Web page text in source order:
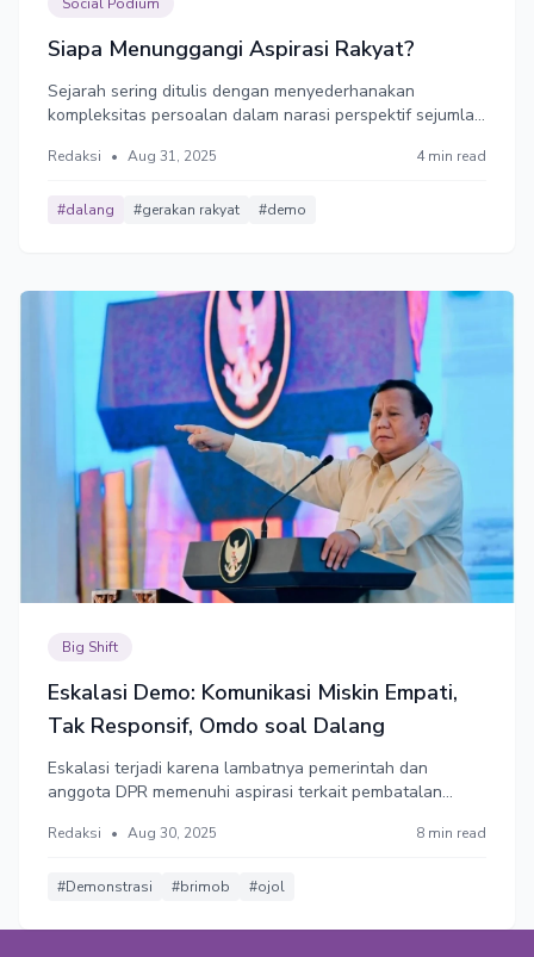
Siapa Menunggangi Aspirasi Rakyat?
Sejarah sering ditulis dengan menyederhanakan
kompleksitas persoalan dalam narasi perspektif sejumlah
simplistik tersebut. Ia meyakini jalan satu bangsa tak
aspirasi hidup rakyat yang sulit.
Redaksi • Aug 31, 2025 4 min read
#dalang #gerakan rakyat #demo
Big Shift
Eskalasi Demo: Komunikasi Miskin Empati,
Tak Responsif, Omdo soal Dalang
Eskalasi terjadi karena lambatnya pemerintah dan
anggota DPR memenuhi aspirasi terkait pembatalan
ojol tewas digilas mobil Brimob. Bahkan, presiden telat
fokus bicara soal dalang.
Redaksi • Aug 30, 2025 8 min read
#Demonstrasi #brimob #ojol